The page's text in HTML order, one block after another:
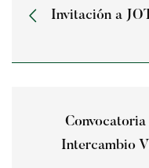
Invitación a
Intercambio